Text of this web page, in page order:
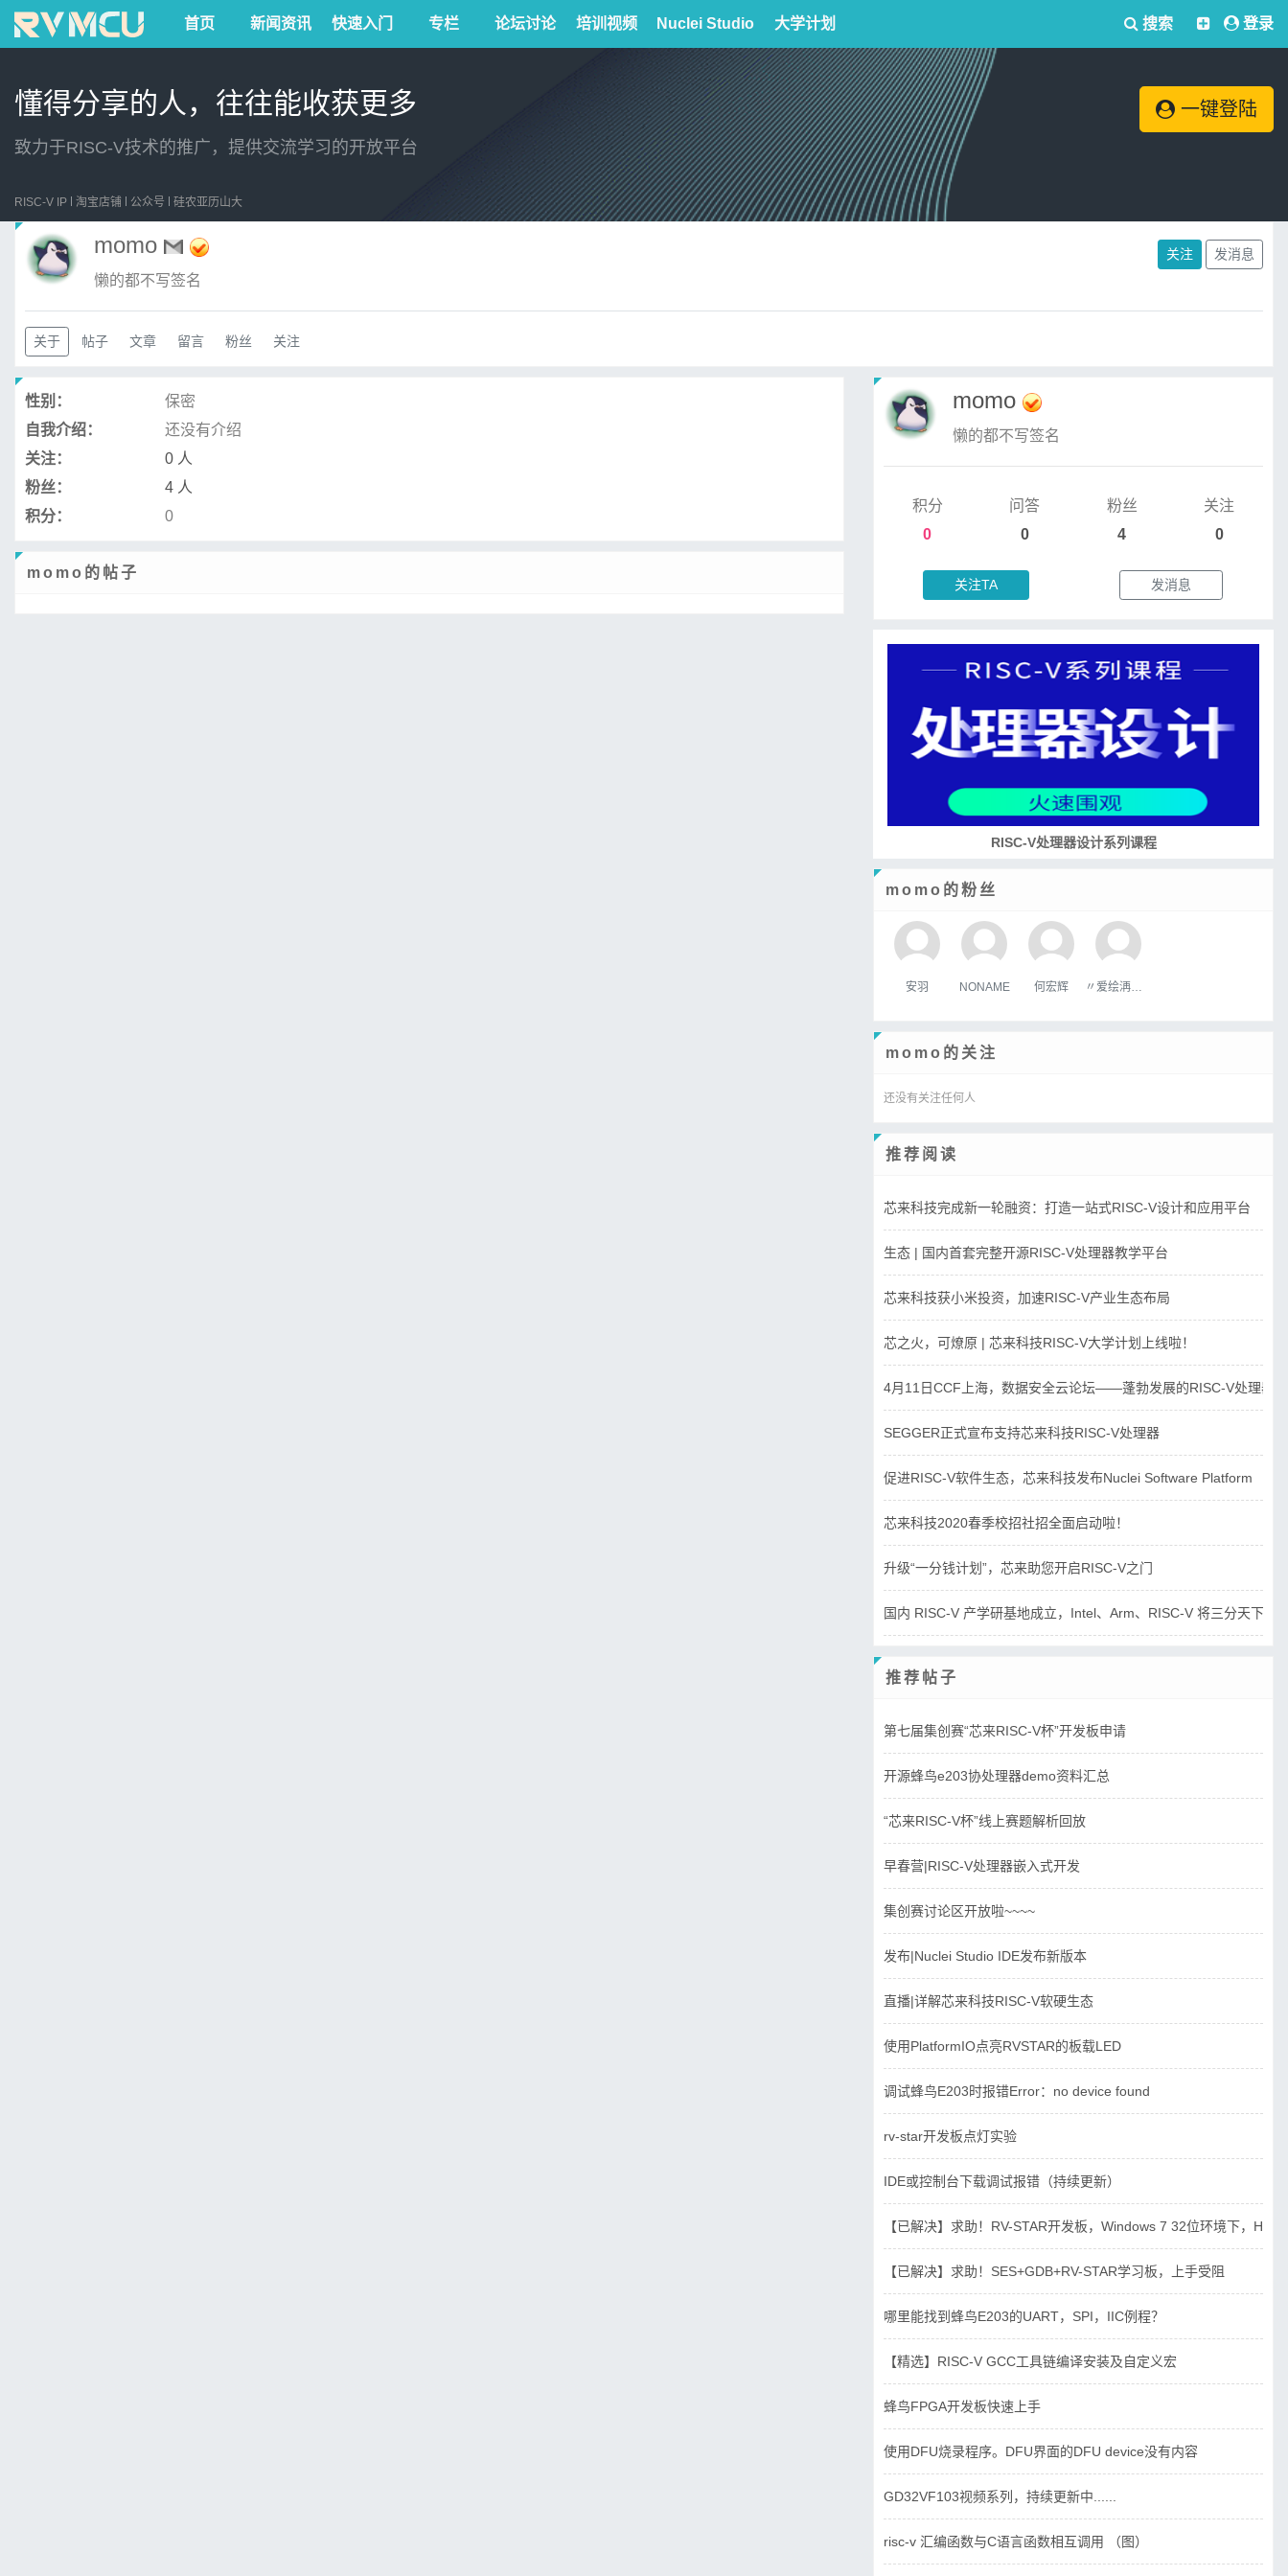
首页 新闻资讯 快速入门 专栏 论坛讨论 培训视频 Nuclei Studio 大学计划 搜索 登录
懂得分享的人，往往能收获更多
致力于RISC-V技术的推广，提供交流学习的开放平台
一键登陆
RISC-V IP 淘宝店铺 公众号 硅农亚历山大
momo
懒的都不写签名
关注 发消息
关于 帖子 文章 留言 粉丝 关注
性别：
保密
自我介绍：
还没有介绍
关注：
0 人
粉丝：
4 人
积分：
0
momo的帖子
momo
懒的都不写签名
积分
0
问答
0
粉丝
4
关注
0
关注TA 发消息
RISC-V处理器设计系列课程
momo的粉丝
安羽 NONAME 何宏辉
momo的关注
还没有关注任何人
推荐阅读
芯来科技完成新一轮融资：打造一站式RISC-V设计和应用平台
生态 | 国内首套完整开源RISC-V处理器教学平台
芯来科技获小米投资，加速RISC-V产业生态布局
芯之火，可燎原 | 芯来科技RISC-V大学计划上线啦！
4月11日CCF上海，数据安全云论坛——蓬勃发展的RISC-V处理器
SEGGER正式宣布支持芯来科技RISC-V处理器
促进RISC-V软件生态，芯来科技发布Nuclei Software Platform
芯来科技2020春季校招社招全面启动啦！
升级“一分钱计划”，芯来助您开启RISC-V之门
国内 RISC-V 产学研基地成立，Intel、Arm、RISC-V 将三分天下？
推荐帖子
第七届集创赛“芯来RISC-V杯”开发板申请
开源蜂鸟e203协处理器demo资料汇总
“芯来RISC-V杯”线上赛题解析回放
早春营|RISC-V处理器嵌入式开发
集创赛讨论区开放啦~~~~
发布|Nuclei Studio IDE发布新版本
直播|详解芯来科技RISC-V软硬生态
使用PlatformIO点亮RVSTAR的板载LED
调试蜂鸟E203时报错Error：no device found
rv-star开发板点灯实验
IDE或控制台下载调试报错（持续更新）
【已解决】求助！RV-STAR开发板，Windows 7 32位环境下，
【已解决】求助！SES+GDB+RV-STAR学习板，上手受阻
哪里能找到蜂鸟E203的UART，SPI，IIC例程？
【精选】RISC-V GCC工具链编译安装及自定义宏
蜂鸟FPGA开发板快速上手
使用DFU烧录程序。DFU界面的DFU device没有内容
GD32VF103视频系列，持续更新中......
risc-v 汇编函数与C语言函数相互调用 （图）